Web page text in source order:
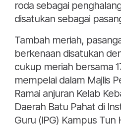
roda sebagai
disatukan sebagai
Tambah meriah,
berkenaan disatukan
cukup meriah bersama
mempelai dalam Majlis
Ramai anjuran Kelab
Daerah Batu Pahat di
Guru (IPG) Kampus Tun